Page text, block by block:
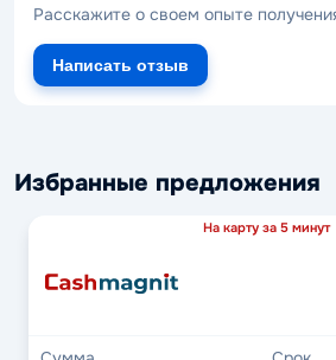
Расскажите о своем опыте
Написать отзыв
Избранные предложения
На карту за 5 минут